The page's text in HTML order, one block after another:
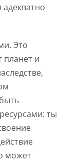
Это
планет и
ты
может